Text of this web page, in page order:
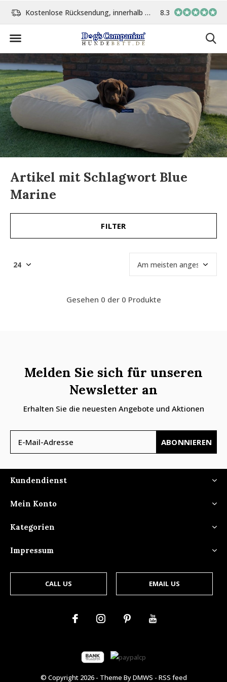
Kostenlose Rücksendung, innerhalb 14 Tage Vor 15:00 Uhr bestellt,
8.3
Artikel mit Schlagwort Blue
Marine
FILTER
Gesehen 0 der 0 Produkte
Melden Sie sich für unseren
Newsletter an
Erhalten Sie die neuesten Angebote und Aktionen
ABONNIEREN
Kundendienst
Mein Konto
Kategorien
Impressum
CALL US EMAIL US
© Copyright 2026- Theme ByDMWS - RSS feed